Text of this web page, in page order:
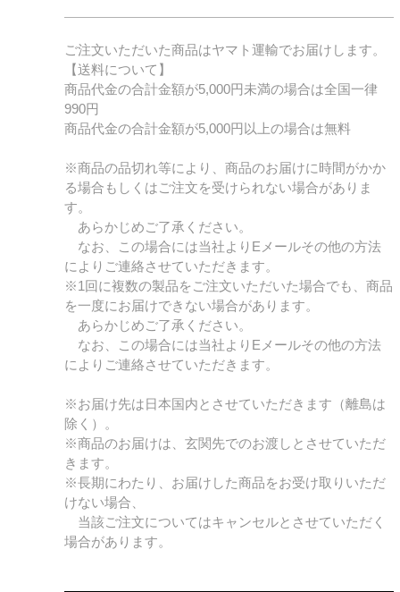
ご注文いただいた商品はヤマト運輸でお届けします。
【送料について】
商品代金の合計金額が5,000円未満の場合は全国一律
990円
商品代金の合計金額が5,000円以上の場合は無料
※商品の品切れ等により、商品のお届けに時間がかか
る場合もしくはご注文を受けられない場合がありま
す。
あらかじめご了承ください。
なお、この場合には当社よりEメールその他の方法
によりご連絡させていただきます。
※1回に複数の製品をご注文いただいた場合でも、商品
を一度にお届けできない場合があります。
あらかじめご了承ください。
なお、この場合には当社よりEメールその他の方法
によりご連絡させていただきます。
※お届け先は日本国内とさせていただきます（離島は
除く）。
※商品のお届けは、玄関先でのお渡しとさせていただ
きます。
※長期にわたり、お届けした商品をお受け取りいただ
けない場合、
当該ご注文についてはキャンセルとさせていただく
場合があります。